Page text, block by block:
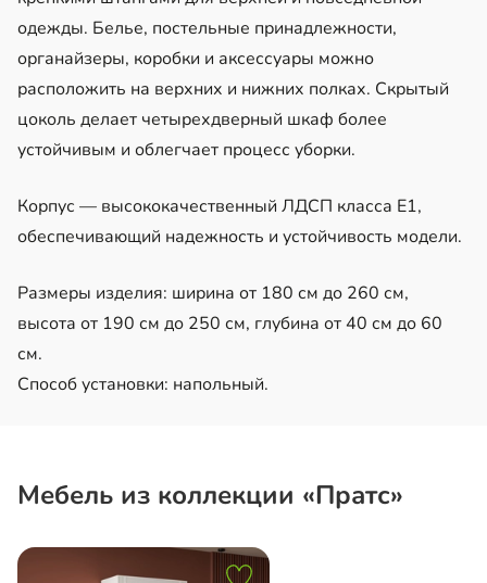
одежды. Белье, постельные принадлежности,
органайзеры, коробки и аксессуары можно
расположить на верхних и нижних полках. Скрытый
цоколь делает четырехдверный шкаф более
устойчивым и облегчает процесс уборки.
Корпус — высококачественный ЛДСП класса Е1,
обеспечивающий надежность и устойчивость модели.
Размеры изделия: ширина от 180 см до 260 см,
высота от 190 см до 250 см, глубина от 40 см до 60
см.
Способ установки: напольный.
Мебель из коллекции «Пратс»